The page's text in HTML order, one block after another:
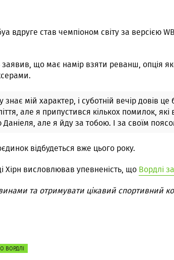
вдруге став чемпіоном світу за версією
що має намір взяти реванш, опція
знає мій характер, і суботній вечір довів
але я припустився кількох помилок,
Даніеля, але я йду за тобою. І за своїм
відбудеться вже цього року.
Хірн висловлював упевненість, що Вордлі
та отримувати цікавий спортивний
ВОРДЛІ